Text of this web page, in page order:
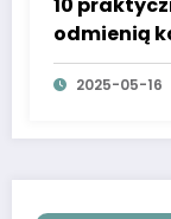
10
odmienią
2025-05-16